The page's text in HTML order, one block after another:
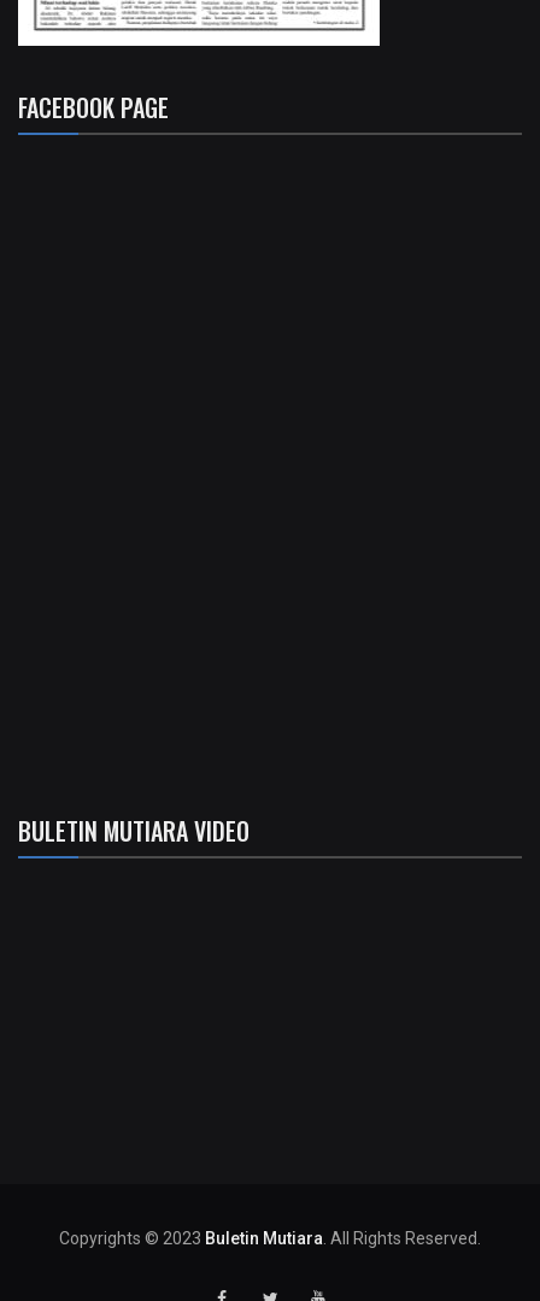
FACEBOOK PAGE
BULETIN MUTIARA VIDEO
Copyrights © 2023 Buletin Mutiara . All Rights Reserved.